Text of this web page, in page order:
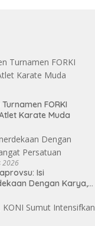
FORKI
Karate Muda
2026
Isi
Dengan Karya,